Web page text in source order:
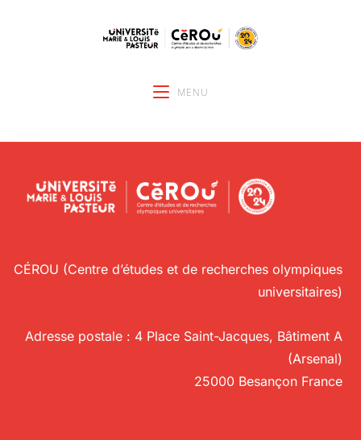
MENU
CÉROU (Centre d’études et de recherches olympiques
universitaires)
Adresse postale : 4 Place Saint-Jacques, Bâtiment A
(Arsenal)
25000 Besançon France